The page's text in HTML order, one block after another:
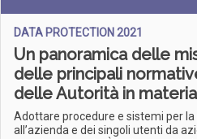
DATA PROTECTION 2021
Un panoramica delle
delle principali
delle Autorità in
Adottare procedure e sistemi per
all’azienda e dei singoli utenti da